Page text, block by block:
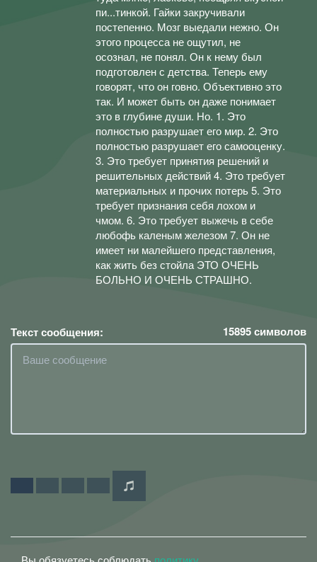
пи...тинкой. Гайки закручивали
постепенно. Мозг выедали нежно. Он
этого процесса не ощутил, не
осознал, не понял. Он к нему был
подготовлен с детства. Теперь ему
говорят, что он говно. Объективно это
так. И может быть он даже понимает
это в глубине души. Но. 1. Это
полностью разрушает его мир. 2. Это
полностью разрушает его самооценку.
3. Это требует принятия решений и
решительных действий 4. Это требует
материальных и прочих потерь 5. Это
требует признания себя лохом и
чмом. 6. Это требует выжечь в себе
любофь каленым железом 7. Он не
имеет ни малейшего представления,
как жить без стойла ЭТО ОЧЕНЬ
БОЛЬНО И ОЧЕНЬ СТРАШНО.
Текст сообщения: 15895символов